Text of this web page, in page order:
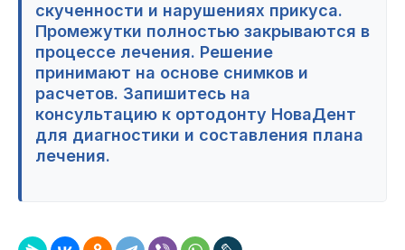
скученности и нарушениях прикуса.
Промежутки полностью закрываются в
процессе лечения. Решение
принимают на основе снимков и
расчетов. Запишитесь на
консультацию к ортодонту НоваДент
для диагностики и составления плана
лечения.